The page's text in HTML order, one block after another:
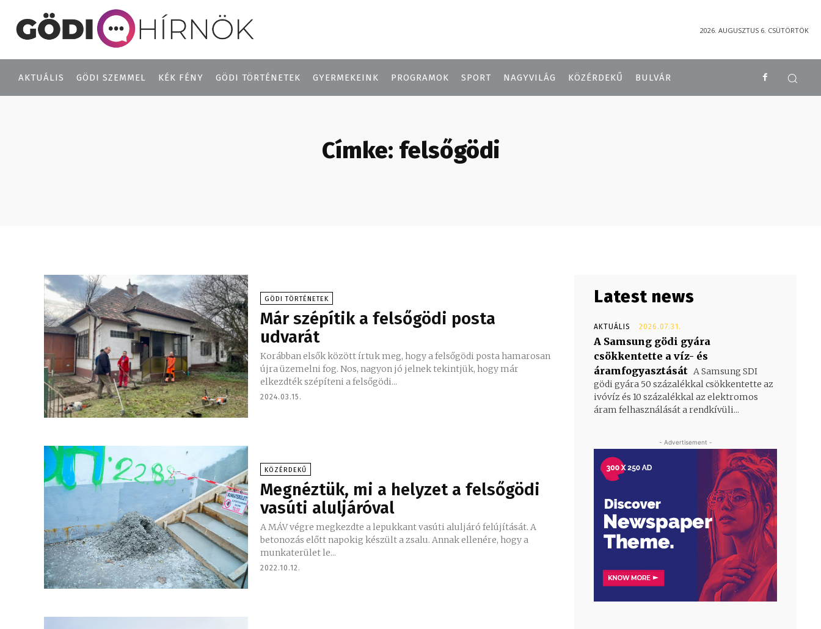
2026. AUGUSZTUS 6. CSÜTÖRTÖK
AKTUÁLIS GÖDI SZEMMEL KÉK FÉNY GÖDI TÖRTÉNETEK GYERMEKEINK PROGRAMOK SPORT NAGYVILÁG KÖZÉRDEKŰ BULVÁR
Címke: felsőgödi
GÖDI TÖRTÉNETEK
Már szépítik a felsőgödi posta
udvarát
Korábban elsők között írtuk meg, hogy a felsőgödi posta hamarosan
újra üzemelni fog. Nos, nagyon jó jelnek tekintjük, hogy már
elkezdték szépíteni a felsőgödi...
2024.03.15.
KÖZÉRDEKŰ
Megnéztük, mi a helyzet a felsőgödi
vasúti aluljáróval
A MÁV végre megkezdte a lepukkant vasúti aluljáró felújítását. A
betonozás előtt napokig készült a zsalu. Annak ellenére, hogy a
munkaterület le...
2022.10.12.
Latest news
AKTUÁLIS 2026.07.31.
A Samsung gödi gyára
csökkentette a víz- és
áramfogyasztását A Samsung SDI
gödi gyára 50 százalékkal csökkentette az
ivóvíz és 10 százalékkal az elektromos
áram felhasználását a rendkívüli...
- Advertisement -